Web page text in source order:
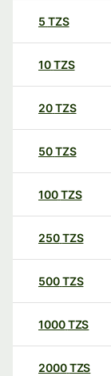
5 TZS
10TZS
20TZS
50TZS
100TZS
250TZS
500TZS
1000TZS
2000TZS